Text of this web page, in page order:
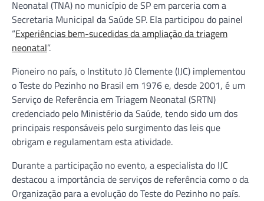
Neonatal (TNA) no município de SP em parceria com a
Secretaria Municipal da Saúde SP. Ela participou do painel
“Experiências bem-sucedidas da ampliação da triagem
neonatal”.
Pioneiro no país, o Instituto Jô Clemente (IJC) implementou
o Teste do Pezinho no Brasil em 1976 e, desde 2001, é um
Serviço de Referência em Triagem Neonatal (SRTN)
credenciado pelo Ministério da Saúde, tendo sido um dos
principais responsáveis pelo surgimento das leis que
obrigam e regulamentam esta atividade.
Durante a participação no evento, a especialista do IJC
destacou a importância de serviços de referência como o da
Organização para a evolução do Teste do Pezinho no país.